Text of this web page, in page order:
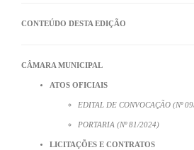
CONTEÚDO DESTA EDIÇÃO
CÂMARA MUNICIPAL
ATOS OFICIAIS
EDITAL DE CONVOCAÇÃO (Nº
PORTARIA (Nº 81/2024)
LICITAÇÕES E CONTRATOS